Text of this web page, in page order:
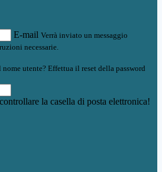
E-mail Verrà inviato un messaggio
necessarie.
utente? Effettua il reset della password
la casella di posta elettronica!